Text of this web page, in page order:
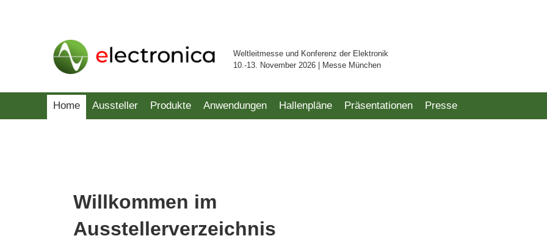
Weltleitmesse und Konferenz der Elektronik
10.-13. November 2026 | Messe München
Home Aussteller Produkte Anwendungen Hallenpläne Präsentationen Presse
Willkommen im
Ausstellerverzeichnis